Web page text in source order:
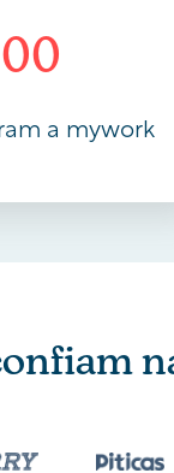
a mywork